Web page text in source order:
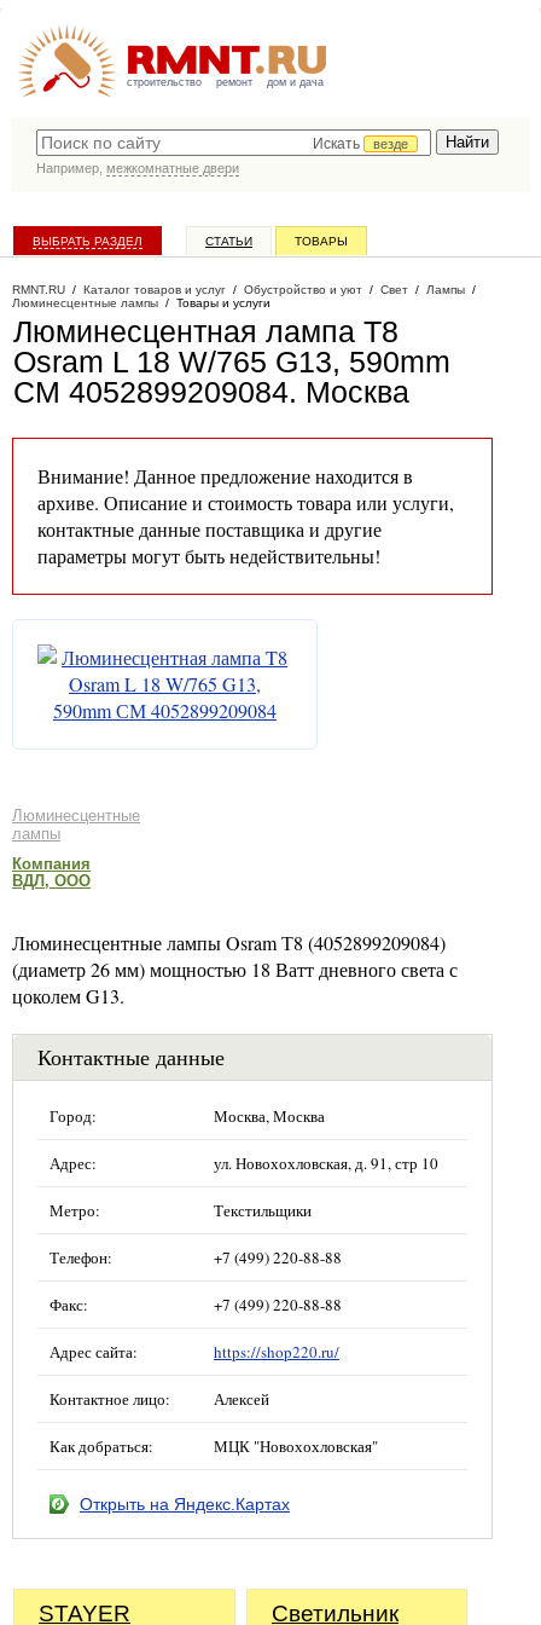
строительство ремонт дом и дача
Искать
везде
Например, межкомнатные двери
ВЫБРАТЬ РАЗДЕЛ СТАТЬИ ТОВАРЫ
RMNT.RU / Каталог товаров и услуг / Обустройство и уют / Свет / Лампы /
Люминесцентные лампы / Товары и услуги
Люминесцентная лампа T8
Osram L 18 W/765 G13, 590mm
СМ 4052899209084. Москва
Внимание! Данное предложение находится в
архиве. Описание и стоимость товара или услуги,
контактные данные поставщика и другие
параметры могут быть недействительны!
Люминесцентные
лампы
Компания
ВДЛ, ООО
Люминесцентные лампы Osram Т8 (4052899209084)
(диаметр 26 мм) мощностью 18 Ватт дневного света с
цоколем G13.
Контактные данные
Город: Москва, Москва
Адрес: ул. Новохохловская, д. 91, стр 10
Метро: Текстильщики
Телефон: +7 (499) 220-88-88
Факс: +7 (499) 220-88-88
Адрес сайта: https://shop220.ru/
Контактное лицо: Алексей
Как добраться: МЦК "Новохохловская"
Открыть на Яндекс.Картах
STAYER
Светильник